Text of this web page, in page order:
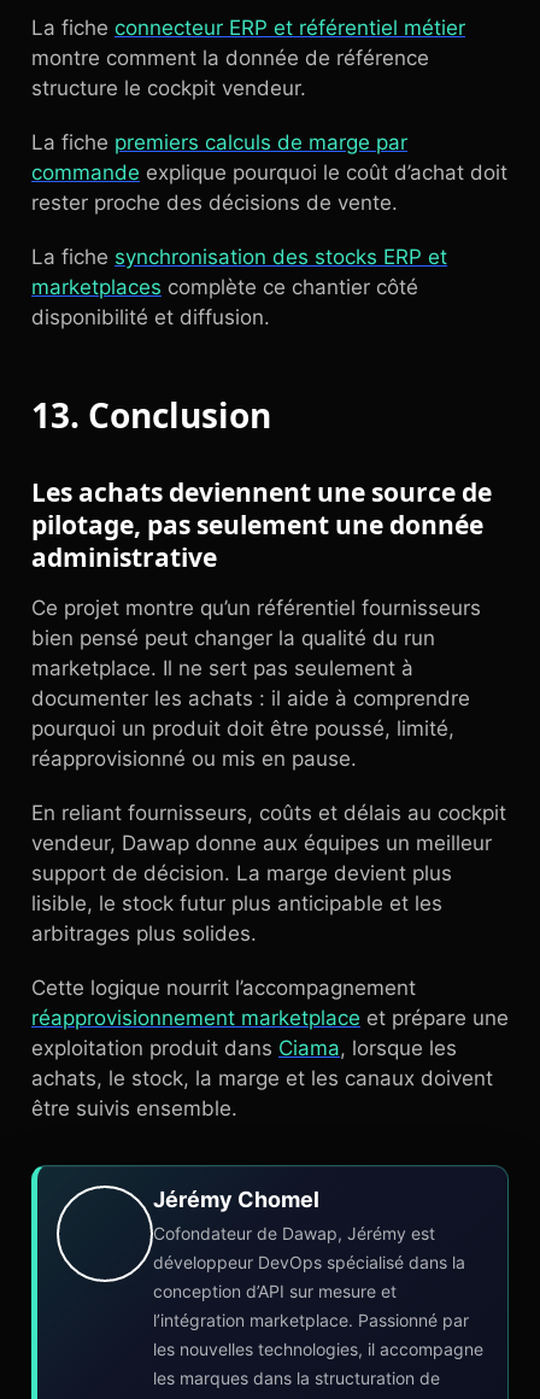
La fiche connecteur ERP et référentiel métier
montre comment la donnée de référence
structure le cockpit vendeur.
La fiche premiers calculs de marge par
commande explique pourquoi le coût d’achat doit
rester proche des décisions de vente.
La fiche synchronisation des stocks ERP et
marketplaces complète ce chantier côté
disponibilité et diffusion.
13. Conclusion
Les achats deviennent une source de
pilotage, pas seulement une donnée
administrative
Ce projet montre qu’un référentiel fournisseurs
bien pensé peut changer la qualité du run
marketplace. Il ne sert pas seulement à
documenter les achats : il aide à comprendre
pourquoi un produit doit être poussé, limité,
réapprovisionné ou mis en pause.
En reliant fournisseurs, coûts et délais au cockpit
vendeur, Dawap donne aux équipes un meilleur
support de décision. La marge devient plus
lisible, le stock futur plus anticipable et les
arbitrages plus solides.
Cette logique nourrit l’accompagnement
réapprovisionnement marketplace et prépare une
exploitation produit dans Ciama, lorsque les
achats, le stock, la marge et les canaux doivent
être suivis ensemble.
Jérémy Chomel
Cofondateur de Dawap, Jérémy est
développeur DevOps spécialisé dans la
conception d’API sur mesure et
l’intégration marketplace. Passionné par
les nouvelles technologies, il accompagne
les marques dans la structuration de